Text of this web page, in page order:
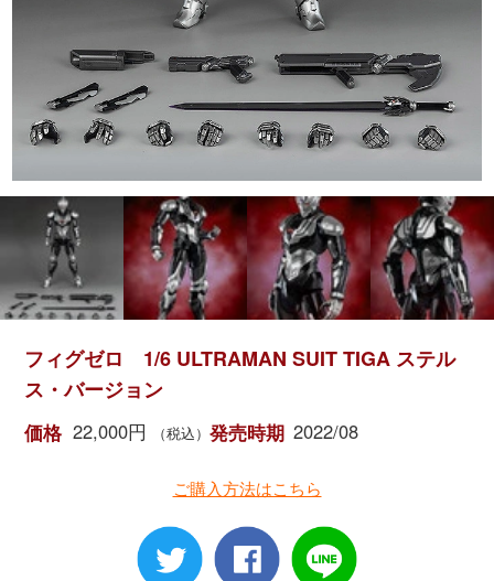
フィグゼロ 1/6 ULTRAMAN SUIT TIGA ステル
ス・バージョン
価格 22,000円 （税込） 発売時期 2022/08
ご購入方法はこちら